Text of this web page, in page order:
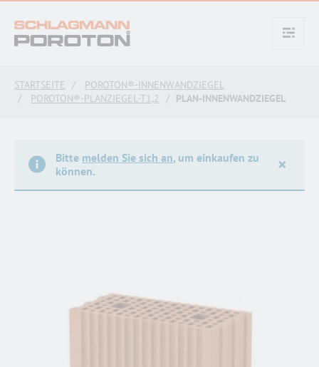
text.skipToContent
text.skipToNavigation
STARTSEITE
POROTON®-INNENWANDZIEGEL
POROTON®-PLANZIEGEL-T1,2
PLAN-INNENWANDZIEGEL
Bitte melden Sie sich an, um einkaufen zu
können.
×